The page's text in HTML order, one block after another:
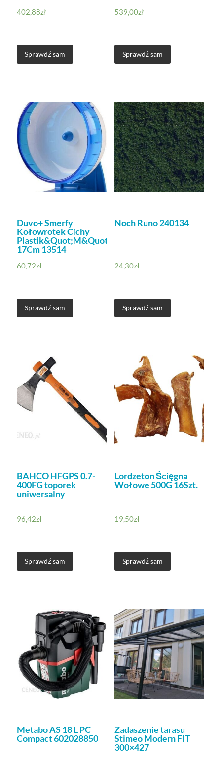
402,88zł
Sprawdź sam
539,00zł
Sprawdź sam
Duvo+ Smerfy
Kołowrotek Cichy
Plastik&Quot;M&Quot;
17Cm 13514
60,72zł
Sprawdź sam
Noch Runo 240134
24,30zł
Sprawdź sam
BAHCO HFGPS 0.7-
400FG toporek
uniwersalny
96,42zł
Sprawdź sam
Lordzeton Ścięgna
Wołowe 500G 16Szt.
19,50zł
Sprawdź sam
Metabo AS 18 L PC
Compact 602028850
Zadaszenie tarasu
Stimeo Modern FIT
300×427